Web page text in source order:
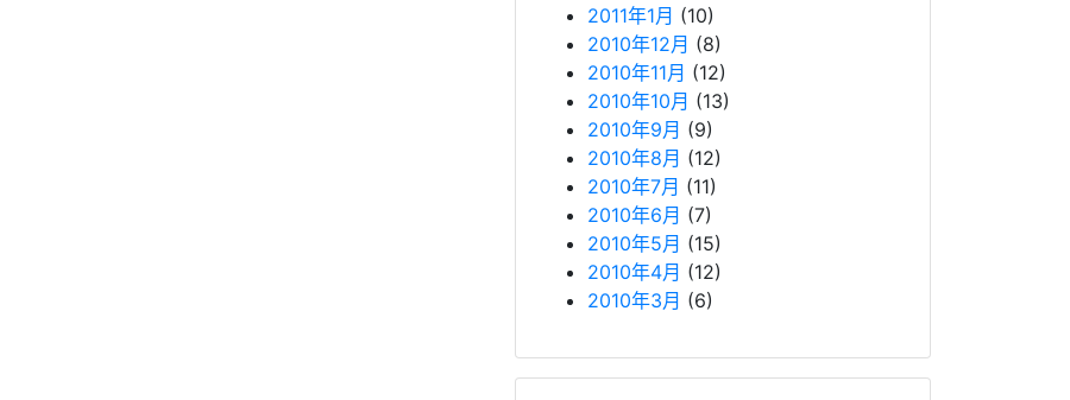
2011年1月 (10)
2010年12月 (8)
2010年11月 (12)
2010年10月 (13)
2010年9月 (9)
2010年8月 (12)
2010年7月 (11)
2010年6月 (7)
2010年5月 (15)
2010年4月 (12)
2010年3月 (6)